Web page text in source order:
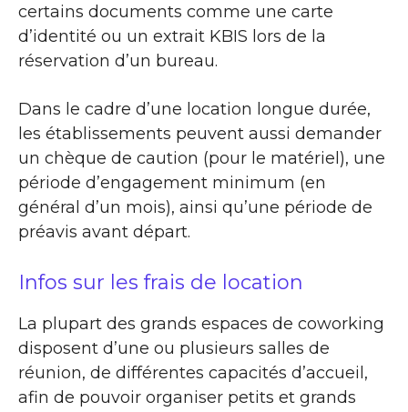
certains documents comme une carte
d’identité ou un extrait KBIS lors de la
réservation d’un bureau.
Dans le cadre d’une location longue durée,
les établissements peuvent aussi demander
un chèque de caution (pour le matériel), une
période d’engagement minimum (en
général d’un mois), ainsi qu’une période de
préavis avant départ.
Infos sur les frais de location
La plupart des grands espaces de coworking
disposent d’une ou plusieurs salles de
réunion, de différentes capacités d’accueil,
afin de pouvoir organiser petits et grands